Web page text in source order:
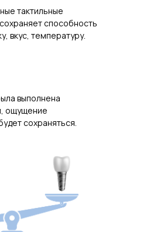
тактильные
способность
вкус, температуру.
выполнена
ощущение
сохраняться.